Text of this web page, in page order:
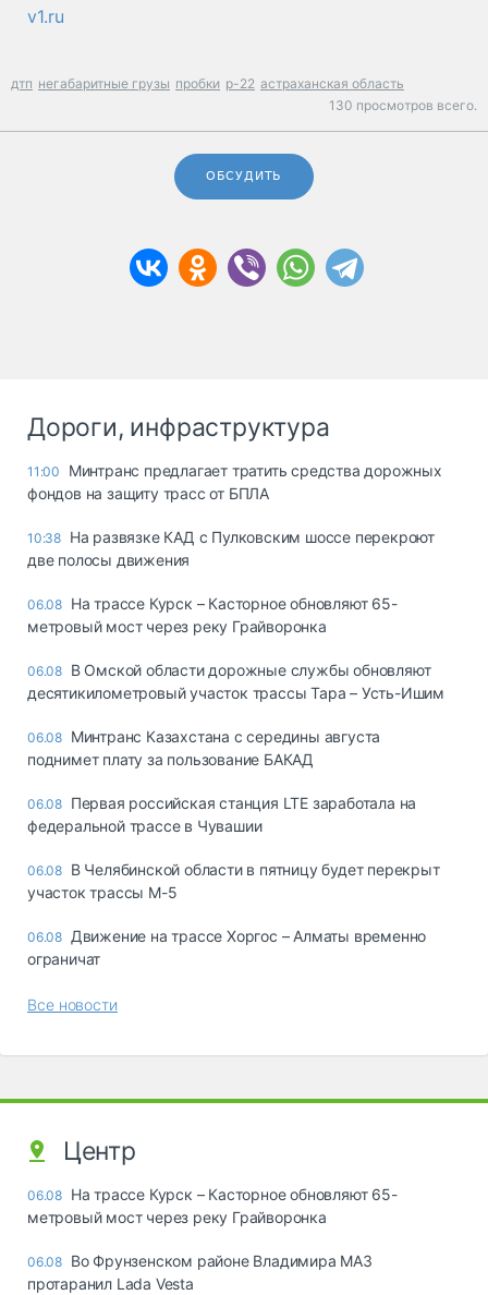
v1.ru
дтп негабаритные грузы пробки р-22 астраханская область
130 просмотров всего.
ОБСУДИТЬ
Дороги, инфраструктура
11:00
Минтранс предлагает тратить средства дорожных
фондов на защиту трасс от БПЛА
10:38 На развязке КАД с Пулковским шоссе перекроют
две полосы движения
06.08 На трассе Курск – Касторное обновляют 65-
метровый мост через реку Грайворонка
06.08 В Омской области дорожные службы обновляют
десятикилометровый участок трассы Тара – Усть-Ишим
06.08 Минтранс Казахстана с середины августа
поднимет плату за пользование БАКАД
06.08 Первая российская станция LTE заработала на
федеральной трассе в Чувашии
06.08 В Челябинской области в пятницу будет перекрыт
участок трассы М-5
06.08 Движение на трассе Хоргос – Алматы временно
ограничат
Все новости
Центр
06.08 На трассе Курск – Касторное обновляют 65-
метровый мост через реку Грайворонка
06.08 Во Фрунзенском районе Владимира МАЗ
протаранил Lada Vesta